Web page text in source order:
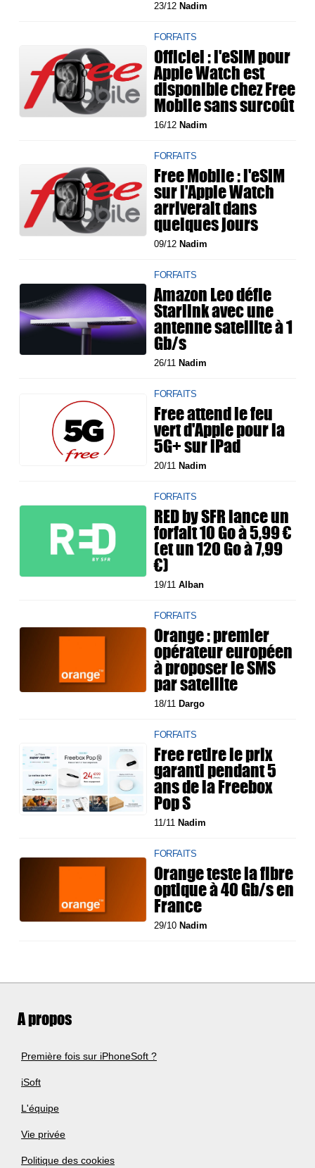
23/12 Nadim
FORFAITS
Officiel : l'eSIM pour
Apple Watch est
disponible chez Free
Mobile sans surcoût
16/12 Nadim
FORFAITS
Free Mobile : l'eSIM
sur l'Apple Watch
arriverait dans
quelques jours
09/12 Nadim
FORFAITS
Amazon Leo défie
Starlink avec une
antenne satellite à 1
Gb/s
26/11 Nadim
FORFAITS
Free attend le feu
vert d'Apple pour la
5G+ sur iPad
20/11 Nadim
FORFAITS
RED by SFR lance un
forfait 10 Go à 5,99 €
(et un 120 Go à 7,99
€)
19/11Alban
FORFAITS
Orange : premier
opérateur européen
à proposer le SMS
par satellite
18/11 Dargo
FORFAITS
Free retire le prix
garanti pendant 5
ans de la Freebox
Pop S
11/11 Nadim
FORFAITS
Orange teste la fibre
optique à 40 Gb/s en
France
29/10 Nadim
A propos
Première fois sur iPhoneSoft ?
iSoft
L'équipe
Vie privée
Politique des cookies